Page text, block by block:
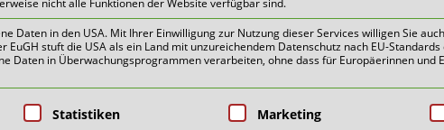
bittet um Mithilfe.
|Aktuelles,Pressemitteilung
nicht alle Funktionen der Website verfügbar sind.
Daten in den USA. Mit Ihrer Einwilligung zur Nutzung dieser Services willigen Sie
EuGH stuft die USA als ein Land mit unzureichendem Datenschutz nach EU-
Daten in Überwachungsprogrammen verarbeiten, ohne dass für Europäerinnen und
Service-Gruppen, für die eine
Statistiken Marketing